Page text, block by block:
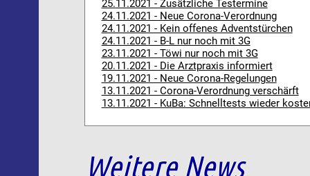
25.11.2021 - Zusätzliche Testermine
24.11.2021 - Neue Corona-Verordnung
24.11.2021 - Kein offenes Adventstürchen
24.11.2021 - B-L nur noch mit 3G
23.11.2021 - Töwi nur noch mit 3G
20.11.2021 - Die Arztpraxis informiert
19.11.2021 - Neue Corona-Regelungen
13.11.2021 - Corona-Verordnung verschärft
13.11.2021 - KuBa: Schnelltests wieder
Weitere News